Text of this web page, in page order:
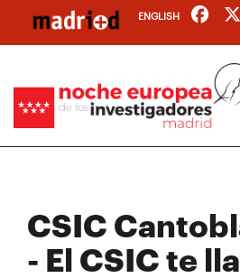
contenido
ENGLISH
CSIC
- El CSIC te